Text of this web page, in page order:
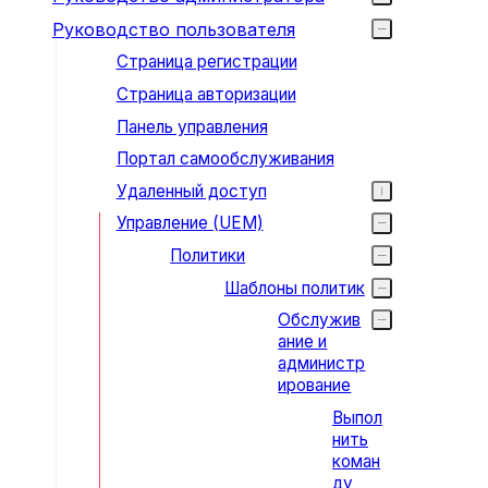
Руководство пользователя
Страница регистрации
Страница авторизации
Панель управления
Портал самообслуживания
Удаленный доступ
Управление (UEM)
Политики
Шаблоны политик
Обслужив
ание и
администр
ирование
Выпол
нить
коман
ду